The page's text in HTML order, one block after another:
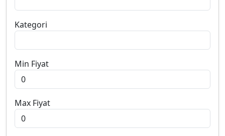
Kategori
Min Fiyat
Max Fiyat